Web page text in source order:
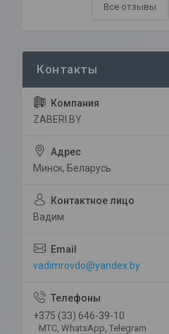
Все отзывы
ZABERI.BY
Минск, Беларусь
Вадим
vadimrovdo@yandex.by
+375 (33) 646-39-10
МТС, WhatsApp, Telegram